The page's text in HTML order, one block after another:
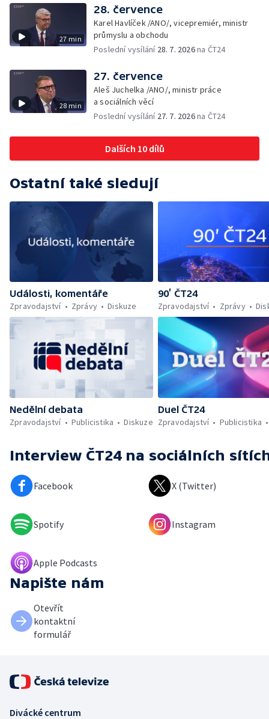
27 min
28. července
Karel Havlíček /ANO/, vicepremiér, ministr
průmyslu a obchodu
Poslední vysílání 28. 7. 2026na ČT24
28 min
27. července
Aleš Juchelka /ANO/, ministr práce
a sociálních věcí
Poslední vysílání 27. 7. 2026na ČT24
Dalších 10 dílů
Ostatní také sledují
Události, komentáře
Zpravodajství
Zprávy Diskuze
90’ ČT24
Zpravodajství
Zprávy
Nedělní debata
Zpravodajství
Publicistika Diskuze
Duel ČT24
Zpravodajství
Publicistika
Interview ČT24 na sociálních
Facebook X (Twitter)
Spotify Instagram
Apple Podcasts
Napište nám
Otevřít
kontaktní
formulář
Divácké centrum